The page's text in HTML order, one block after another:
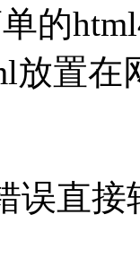
置在
直接